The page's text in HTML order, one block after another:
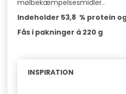
mølbekæmpelsesmidler..
Indeholder 53,8 % protein
Fås i pakninger à 220 g
INSPIRATION